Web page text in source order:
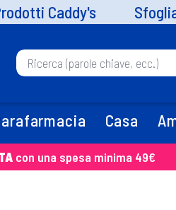
Caddy's
Casa
con una spesa minima 49€